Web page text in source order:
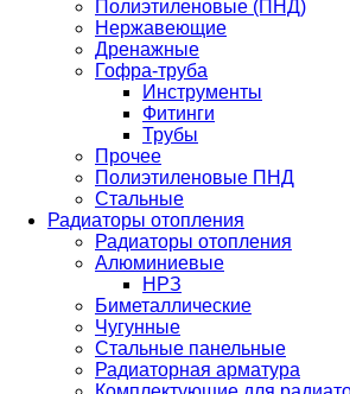
Полиэтиленовые (ПНД)
Нержавеющие
Дренажные
Гофра-труба
Инструменты
Фитинги
Трубы
Прочее
Полиэтиленовые ПНД
Стальные
Радиаторы отопления
Радиаторы отопления
Алюминиевые
НРЗ
Биметаллические
Чугунные
Стальные панельные
Радиаторная арматура